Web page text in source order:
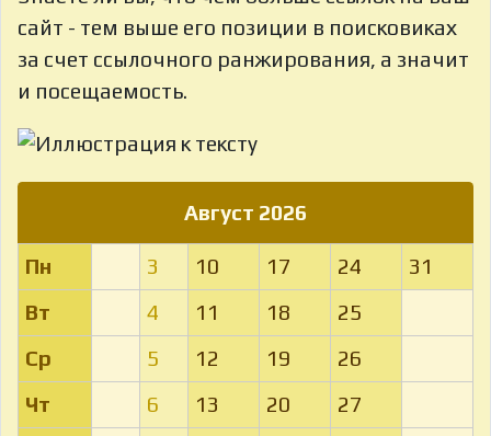
сайт - тем выше его позиции в поисковиках
за счет ссылочного ранжирования, а значит
и посещаемость.
Август 2026
Пн 3 10 17 24
31
Вт
4 11 18
25
Ср
5 12 19
26
Чт
6 13 20 27